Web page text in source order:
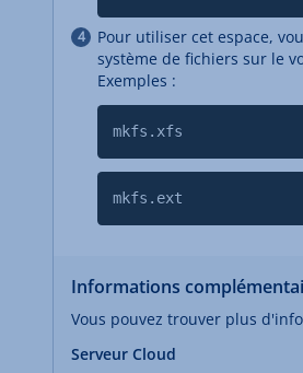
Pour utiliser cet espace,
système de fichiers sur le
Exemples :
mkfs.xfs
mkfs.ext
Informations
Vous pouvez trouver plus
Serveur Cloud